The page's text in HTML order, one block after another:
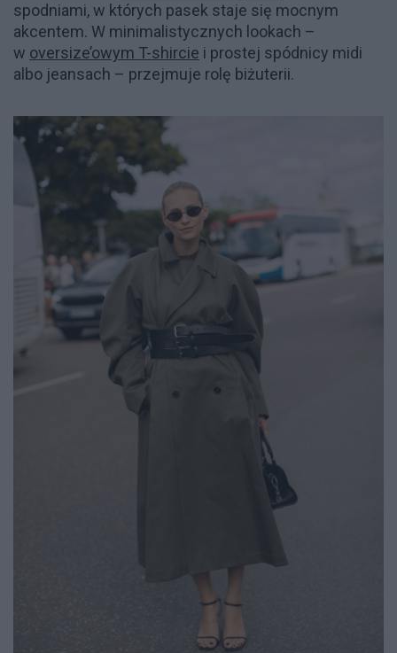
spodniami, w których pasek staje się mocnym
akcentem. W minimalistycznych lookach –
w oversize’owym T-shircie i prostej spódnicy midi
albo jeansach – przejmuje rolę biżuterii.